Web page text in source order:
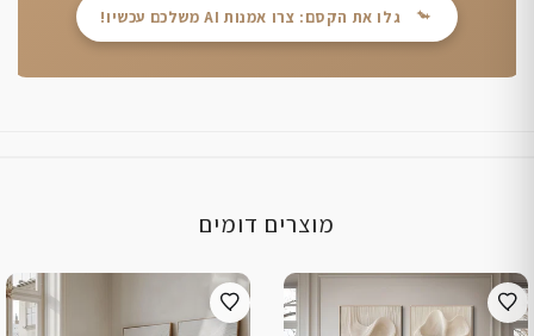
גלו את הקסם: צרו אמנות AI משלכם עכשיו!
מוצרים דומים